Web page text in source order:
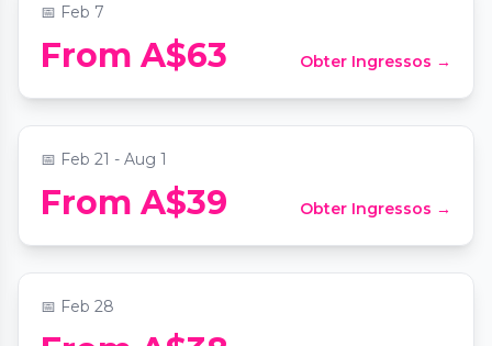
📅 Feb 7
From A$63 Obter Ingressos →
Candlelight: 90s Unplugged
📍The Athenaeum Theatre
📅 Feb 21 - Aug 1
From A$39 Obter Ingressos →
Candlelight: The Best of Hans Zimmer
and More
📍Collingwood Town Hall
📅 Feb 28